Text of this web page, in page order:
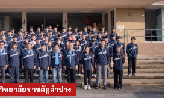
ยาลัยราชภัฏลำปาง